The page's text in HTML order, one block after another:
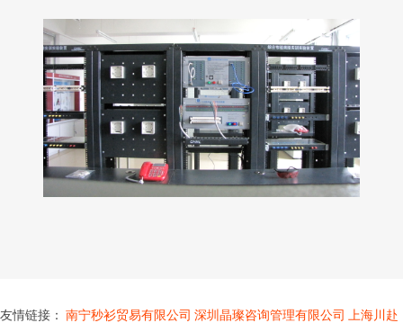
友情链接： 南宁秒衫贸易有限公司 深圳晶璨咨询管理有限公司
上海川赴